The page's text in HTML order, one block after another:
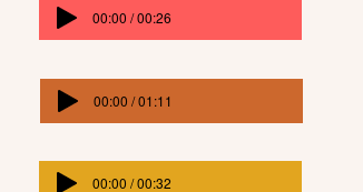
00:00 / 00:26
00:00 / 01:11
00:00 / 00:32